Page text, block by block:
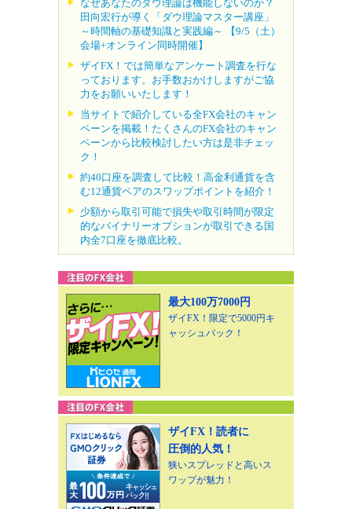
なぜあなたのダウ理論は機能しないのか？
田向宏行が導く「ダウ理論マスター講座」
～時間軸の基礎知識と実践編～ 【9/5（土）
会場+オンライン同時開催】
ザイFX！では簡単なアンケート調査を行な
っております。お手数おかけしますがご協
力をお願いいたします！
当サイトで紹介している全FX会社のキャン
ペーンを掲載！たくさんのFX会社のキャン
ペーンから比較検討したい方は是非チェッ
ク！
約40口座を調査して比較！高金利通貨を含
む12通貨ペアのスワップポイントを紹介！
少額から取引可能で損失や取引時間が限定
的なバイナリーオプションが取引できる国
内全7口座を徹底比較。
最大100万7000円
ザイFX！限定で5000円キ
ャッシュバック！
ザイFX！読者に
圧倒的人気！
狭いスプレッドと高いス
ワップが魅力！